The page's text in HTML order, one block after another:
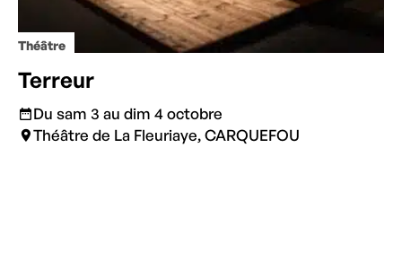
Théâtre
Terreur
Du sam 3 au dim 4 octobre
Théâtre de La Fleuriaye, CARQUEFOU